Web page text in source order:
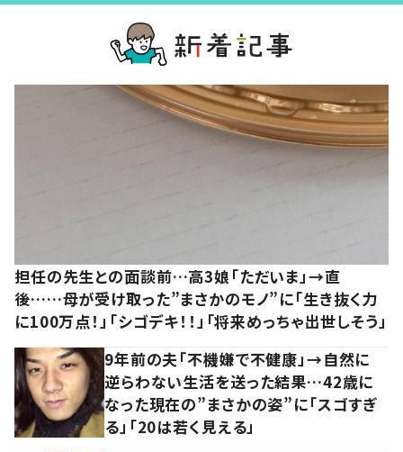
担任の先生との面談前…高3娘「ただいま」→直
後……母が受け取った”まさかのモノ”に「生き抜く力
に100万点！」「シゴデキ！！」「将来めっちゃ出世しそう」
9年前の夫「不機嫌で不健康」→自然に
逆らわない生活を送った結果…42歳に
なった現在の”まさかの姿”に「スゴすぎ
る」「20は若く見える」